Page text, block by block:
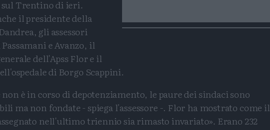
sul Trentino di ieri.
il presidente della
gli assessori
e Avanzo, il
dell'Apss Flor e il
di Borgo Scappini.
non è in corso di depotenziamento, le paure dei sindaci sono
ma non fondate - spiega l'assessore -. Flor ha mostrato come il
nell'ultimo triennio sia rimasto invariato». Erano 232